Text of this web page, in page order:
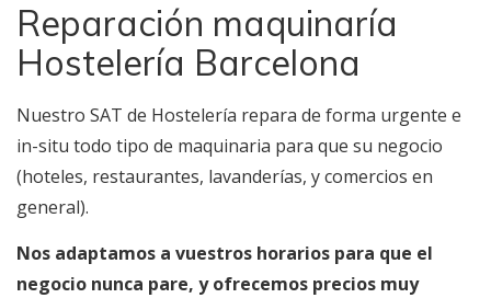
Reparación maquinaría
Hostelería Barcelona
Nuestro SAT de Hostelería repara de forma urgente e
in-situ todo tipo de maquinaria para que su negocio
(hoteles, restaurantes, lavanderías, y comercios en
general).
Nos adaptamos a vuestros horarios para que el
negocio nunca pare, y ofrecemos precios muy